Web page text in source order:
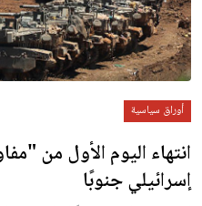
أوراق سياسية
انتهاء اليوم الأول من
إسرائيلي جنوبًا